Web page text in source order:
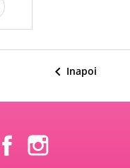
 Inapoi
Facebook